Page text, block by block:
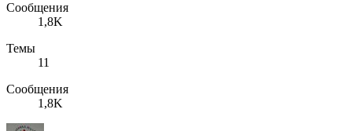
Сообщения
1,8K
Темы
11
Сообщения
1,8K